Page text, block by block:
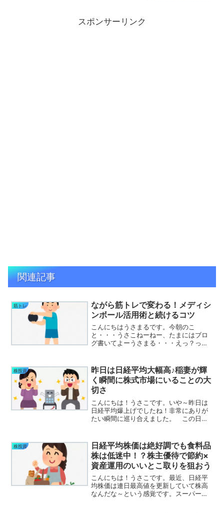
スポンサーリンク
関連記事
筋トレ
ながら筋トレで変わる！メディシ
ンボール活用術と続けるコツ
こんにちはうさまるです。今朝のこ
と・・・うさこねーねー、たまにはブロ
グ書いてよーうさまる・・・えっ？って
ど、お金だけではダメなのだ。そう！自
分の健康寿命も大事ってこ...
株投資
昨日は日経平均大幅高♪稲妻が輝
く瞬間に株式市場にいることの大
切さ
こんにちは！うさこです。いや～昨日は
日経平均爆上げでしたね！非常にありが
たい瞬間に巡り合えました。 この日、
の投資YouTubeチェックで「んん
ん？？？」となっていまし...
株投資
日経平均株価は絶好調でも食料品
株は低迷中！？株主優待で節約×
資産運用のいいとこ取りを狙おう
こんにちは！うさこです。最近、日経平
均株価は連日最高値を更新していて株高
なんだな～という感覚です。スーパーで